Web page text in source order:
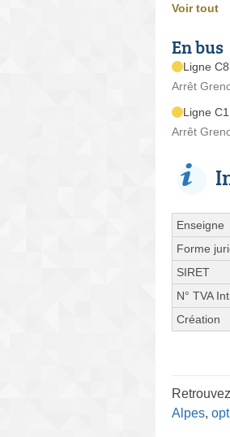
Voir tout
En bus
Ligne
Arrêt
Ligne
Arrêt
Enseigne
Forme
SIRET
N° TVA
Création
Alpes,